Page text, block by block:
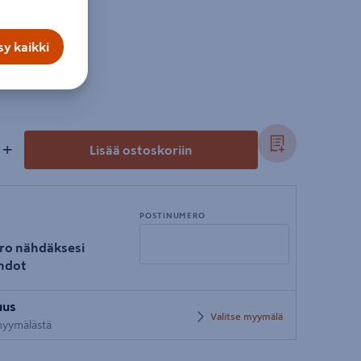
+ Lisää ostoskoriin
nähdäksesi
POSTINUMERO
postinumero
Valitse myymälä
kaikki